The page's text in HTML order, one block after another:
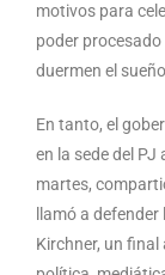
motivos para
poder
duermen el
En tanto, el
en la sede del
martes,
llamó a
Kirchner, un